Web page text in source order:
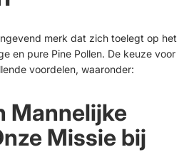
merk dat zich toelegt op het
en pure Pine Pollen. De keuze voor
voordelen, waaronder:
Mannelijke
Missie bij